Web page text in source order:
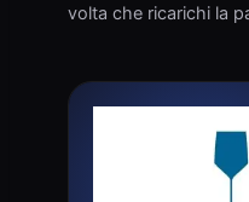
volta che ricarichi la